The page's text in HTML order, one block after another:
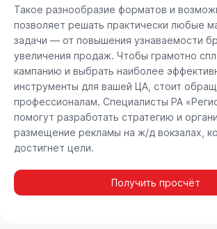
Такое разнообразие форматов и
позволяет решать практически любые
задачи — от повышения узнаваемости
увеличения продаж. Чтобы грамотно
кампанию и выбрать наиболее
инструменты для вашей ЦА, стоит
профессионалам. Специалисты РА
помогут разработать стратегию и
размещение рекламы на ж/д вокзалах,
достигнет цели.
Получить просчёт